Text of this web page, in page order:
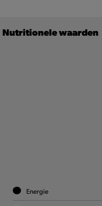
Nutritionele waarden
Energie